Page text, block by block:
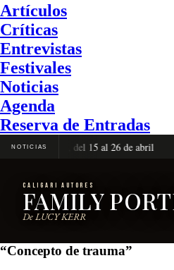
Artículos
Críticas
Entrevistas
Festivales
Noticias
Agenda
Reserva de Entradas
NOTICIAS
completa, del 15 al 26 de abril
CALIGARI AUTORES
FAMILY
De LUCY KERR
“Concepto de trauma”